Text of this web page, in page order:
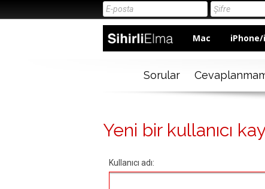
Mac
Sorular
Yeni bir kullanıcı
Kullanıcı adı: